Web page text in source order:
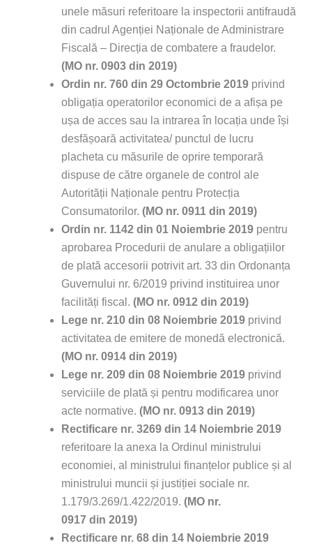
unele măsuri referitoare la inspectorii antifraudă
din cadrul Agenției Naționale de Administrare
Fiscală – Direcția de combatere a fraudelor.
(MO nr. 0903 din 2019)
Ordin nr. 760 din 29 Octombrie 2019 privind
obligația operatorilor economici de a afișa pe
ușa de acces sau la intrarea în locația unde își
desfășoară activitatea/ punctul de lucru
placheta cu măsurile de oprire temporară
dispuse de către organele de control ale
Autorității Naționale pentru Protecția
Consumatorilor. (MO nr. 0911 din 2019)
Ordin nr. 1142 din 01 Noiembrie 2019 pentru
aprobarea Procedurii de anulare a obligațiilor
de plată accesorii potrivit art. 33 din Ordonanța
Guvernului nr. 6/2019 privind instituirea unor
facilități fiscal. (MO nr. 0912 din 2019)
Lege nr. 210 din 08 Noiembrie 2019 privind
activitatea de emitere de monedă electronică.
(MO nr. 0914 din 2019)
Lege nr. 209 din 08 Noiembrie 2019 privind
serviciile de plată și pentru modificarea unor
acte normative. (MO nr. 0913 din 2019)
Rectificare nr. 3269 din 14 Noiembrie 2019
referitoare la anexa la Ordinul ministrului
economiei, al ministrului finanțelor publice și al
ministrului muncii și justiției sociale nr.
1.179/3.269/1.422/2019. (MO nr.
0917 din 2019)
Rectificare nr. 68 din 14 Noiembrie 2019